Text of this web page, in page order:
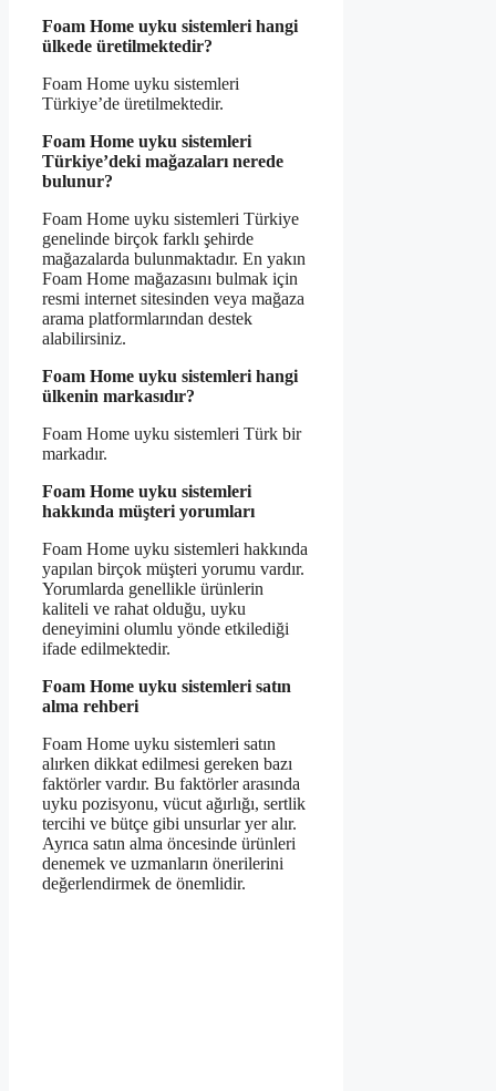
Foam Home uyku sistemleri hangi
ülkede üretilmektedir?
Foam Home uyku sistemleri
Türkiye’de üretilmektedir.
Foam Home uyku sistemleri
Türkiye’deki mağazaları nerede
bulunur?
Foam Home uyku sistemleri Türkiye
genelinde birçok farklı şehirde
mağazalarda bulunmaktadır. En yakın
Foam Home mağazasını bulmak için
resmi internet sitesinden veya mağaza
arama platformlarından destek
alabilirsiniz.
Foam Home uyku sistemleri hangi
ülkenin markasıdır?
Foam Home uyku sistemleri Türk bir
markadır.
Foam Home uyku sistemleri
hakkında müşteri yorumları
Foam Home uyku sistemleri hakkında
yapılan birçok müşteri yorumu vardır.
Yorumlarda genellikle ürünlerin
kaliteli ve rahat olduğu, uyku
deneyimini olumlu yönde etkilediği
ifade edilmektedir.
Foam Home uyku sistemleri satın
alma rehberi
Foam Home uyku sistemleri satın
alırken dikkat edilmesi gereken bazı
faktörler vardır. Bu faktörler arasında
uyku pozisyonu, vücut ağırlığı, sertlik
tercihi ve bütçe gibi unsurlar yer alır.
Ayrıca satın alma öncesinde ürünleri
denemek ve uzmanların önerilerini
değerlendirmek de önemlidir.